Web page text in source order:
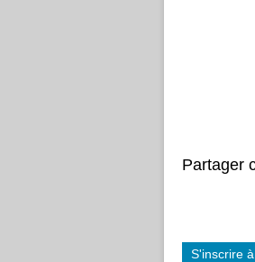
Partager
S'inscrire